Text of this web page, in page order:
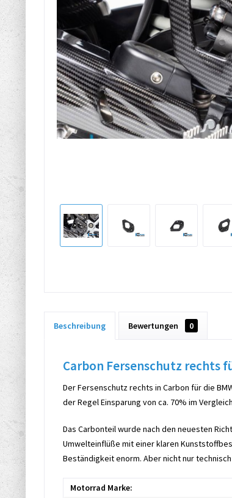
Beschreibung Bewertungen 0
Carbon Fersenschutz rechts
Der Fersenschutz rechts in Carbon für die
der Regel Einsparung von ca. 70% im
Das Carbonteil wurde nach den neuesten
Umwelteinflüße mit einer klaren
Beständigkeit enorm. Aber nicht nur
Motorrad Marke: